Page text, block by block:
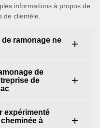
informations à propos de
de clientèle.
de ramonage ne
de
de
expérimenté
à